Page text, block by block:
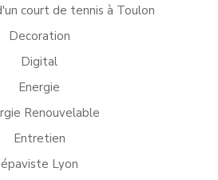
court de tennis à Toulon
Decoration
Digital
Energie
Renouvelable
Entretien
épaviste Lyon